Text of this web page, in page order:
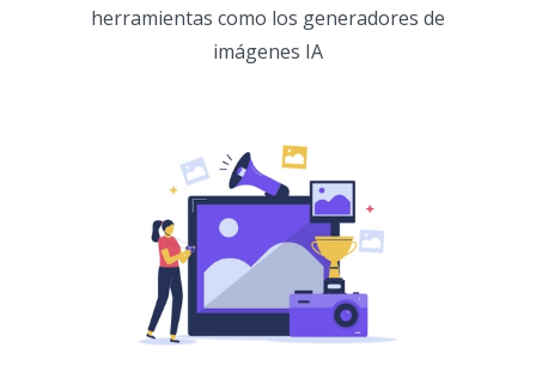
herramientas como los generadores de
imágenes IA